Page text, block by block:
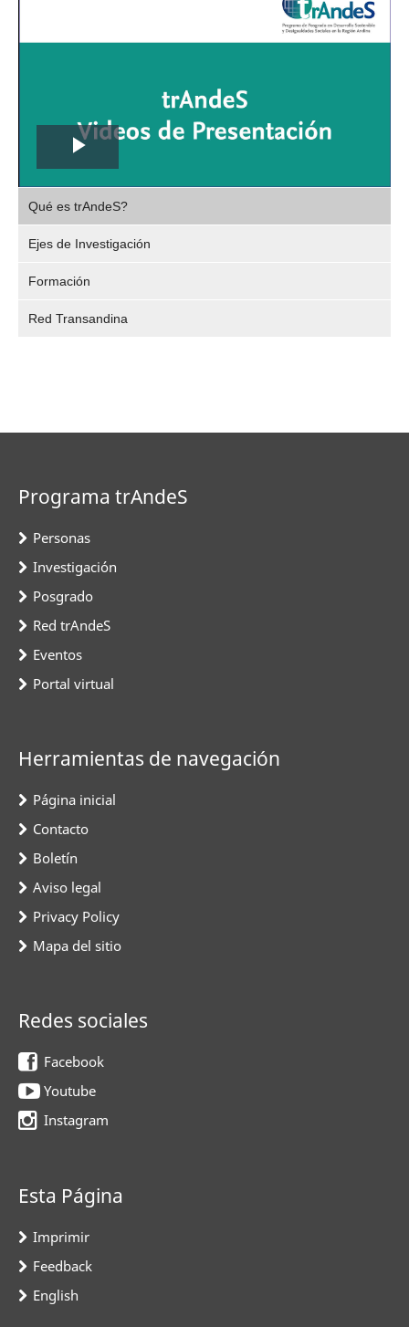
Play
Video
Qué es trAndeS?
Ejes de Investigación
Formación
Red Transandina
Programa trAndeS
Personas
Investigación
Posgrado
Red trAndeS
Eventos
Portal virtual
Herramientas de navegación
Página inicial
Contacto
Boletín
Aviso legal
Privacy Policy
Mapa del sitio
Redes sociales
Facebook
Youtube
Instagram
Esta Página
Imprimir
Feedback
English